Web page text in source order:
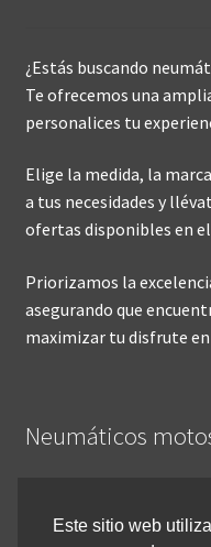
¿Estás buscando
Te ofrecemos una
personalices tu
Elige la medida, la
a tus necesidades y
ofertas disponibles en
Priorizamos la
asegurando que
maximizar tu disfrute
Neumáticos
Inicio
Este sitio web